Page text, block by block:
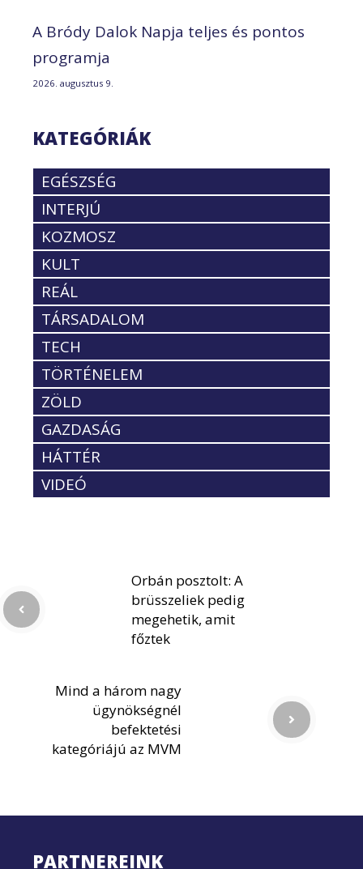
A Bródy Dalok Napja teljes és pontos
programja
2026. augusztus 9.
KATEGÓRIÁK
EGÉSZSÉG
INTERJÚ
KOZMOSZ
KULT
REÁL
TÁRSADALOM
TECH
TÖRTÉNELEM
ZÖLD
GAZDASÁG
HÁTTÉR
VIDEÓ
Orbán posztolt: A
brüsszeliek pedig
megehetik, amit
főztek
Mind a három nagy
ügynökségnél
befektetési
kategóriájú az MVM
PARTNEREINK